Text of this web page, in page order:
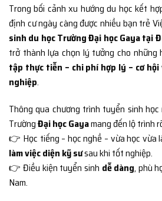
Trong bối cảnh xu hướng du học kết
định cư ngày càng được nhiều bạn trẻ
sinh du học Trường Đại học Gaya tại
trở thành lựa chọn lý tưởng cho những
tập thực tiễn – chi phí hợp lý – cơ
nghiệp.
Thông qua chương trình tuyển sinh học
TrườngĐại học Gayamang đến lộ trình
👉 Học tiếng – học nghề – vừa học vừa
làm việc diện kỹ sưsau khi tốt nghiệp.
👉 Điều kiện tuyển sinh dễ dàng, phù
Nam.